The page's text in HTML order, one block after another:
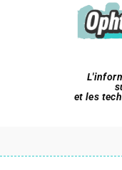
et les